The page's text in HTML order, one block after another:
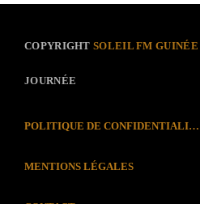
COPYRIGHTSOLEIL FM GUINÉE
JOURNÉE
POLITIQUE DE CONFIDENTIALITÉ
MENTIONS LÉGALES